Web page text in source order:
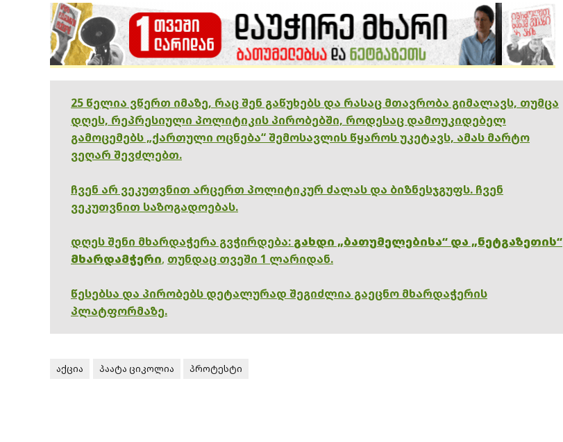
25 წელია ვწერთ იმაზე, რაც შენ გაწუხებს და რასაც მთავრობა გიმალავს, თუმცა
დღეს, რეპრესიული პოლიტიკის პირობებში, როდესაც დამოუკიდებელ
გამოცემებს „ქართული ოცნება“ შემოსავლის წყაროს უკეტავს, ამას მარტო
ვეღარ შევძლებთ.
ჩვენ არ ვეკუთვნით არცერთ პოლიტიკურ ძალას და ბიზნესჯგუფს. ჩვენ
ვეკუთვნით საზოგადოებას.
დღეს შენი მხარდაჭერა გვჭირდება: გახდი „ბათუმელებისა“ და „ნეტგაზეთის“
მხარდამჭერი, თუნდაც თვეში 1 ლარიდან.
წესებსა და პირობებს დეტალურად შეგიძლია გაეცნო მხარდაჭერის
პლატფორმაზე.
აქცია პაატა ციკოლია პროტესტი